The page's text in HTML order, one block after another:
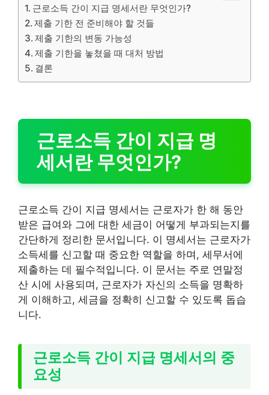
근로소득 간이 지급 명세서란 무엇인가?
제출 기한 전 준비해야 할 것들
제출 기한의 변동 가능성
제출 기한을 놓쳤을 때 대처 방법
결론
근로소득 간이 지급 명
세서란 무엇인가?
근로소득 간이 지급 명세서는 근로자가 한 해 동안
받은 급여와 그에 대한 세금이 어떻게 부과되는지를
간단하게 정리한 문서입니다. 이 명세서는 근로자가
소득세를 신고할 때 중요한 역할을 하며, 세무서에
제출하는 데 필수적입니다. 이 문서는 주로 연말정
산 시에 사용되며, 근로자가 자신의 소득을 명확하
게 이해하고, 세금을 정확히 신고할 수 있도록 돕습
니다.
근로소득 간이 지급 명세서의 중
요성